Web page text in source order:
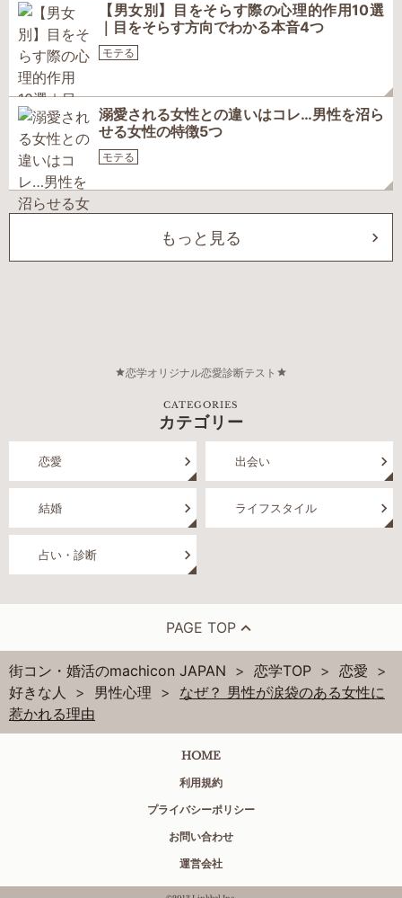
【男女別】目をそらす際の心理的作用10選
｜目をそらす方向でわかる本音4つ
モテる
溺愛される女性との違いはコレ…男性を沼ら
せる女性の特徴5つ
モテる
もっと見る
恋学オリジナル恋愛診断テスト
CATEGORIES
カテゴリー
恋愛 出会い
結婚 ライフスタイル
占い・診断
PAGE TOP
街コン・婚活のmachicon JAPAN 恋学TOP
恋愛
好きな人
男性心理
なぜ？ 男性が涙袋のある女性に
惹かれる理由
HOME
利用規約
プライバシーポリシー
お問い合わせ
運営会社